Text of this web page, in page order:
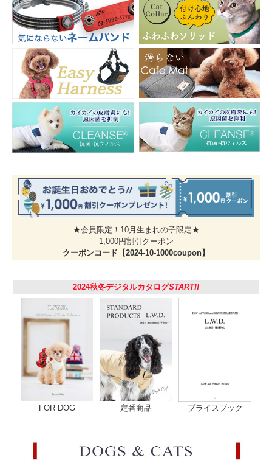
★会員限定！10月生まれの子限定★
1,000円割引クーポン
クーポンコード【2024-10-1000coupon】
2024秋冬デジタルカタログSTART!!
FOR DOG 定番商品 プライスブック